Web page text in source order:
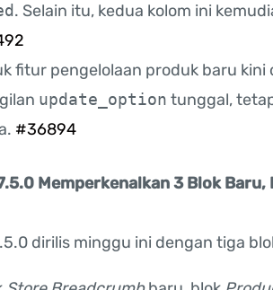
. Selain itu, kedua kolom ini
fitur pengelolaan produk baru
update_option tunggal,
#36894
Memperkenalkan 3 Blok
dirilis minggu ini dengan tiga